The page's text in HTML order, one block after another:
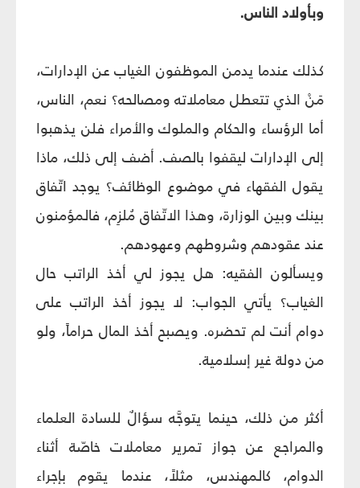
وبأولاد الناس.
كذلك عندما يدمن الموظفون الغياب عن الإدارات،
مَنْ الذي تتعطل معاملاته ومصالحه؟ نعم، الناس،
أما الرؤساء والحكام والملوك والأمراء فلن يذهبوا
إلى الإدارات ليقفوا بالصف. أضف إلى ذلك، ماذا
يقول الفقهاء في موضوع الوظائف؟ يوجد اتّفاق
بينك وبين الوزارة، وهذا الاتّفاق مُلزِم، فالمؤمنون
عند عقودهم وشروطهم وعهودهم.
ويسألون الفقيه: هل يجوز لي أخذ الراتب حال
الغياب؟ يأتي الجواب: لا يجوز أخذ الراتب على
دوام أنت لم تحضره. ويصبح أخذ المال حراماً، ولو
من دولة غير إسلامية.
أكثر من ذلك، حينما يتوجَّه سؤالٌ للسادة العلماء
والمراجع عن جواز تمرير معاملات خاصّة أثناء
الدوام، كالمهندس، مثلاً، عندما يقوم بإجراء